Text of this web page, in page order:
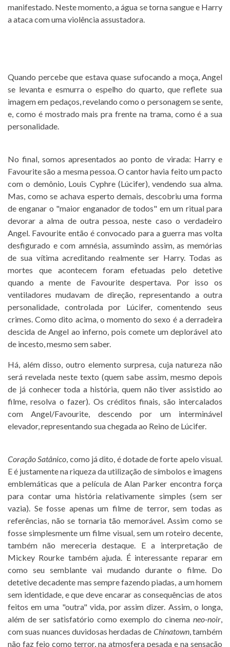
manifestado. Neste momento, a água se torna sangue e Harry
a ataca com uma violência assustadora.
Quando percebe que estava quase sufocando a moça, Angel
se levanta e esmurra o espelho do quarto, que reflete sua
imagem em pedaços, revelando como o personagem se sente,
e, como é mostrado mais pra frente na trama, como é a sua
personalidade.
No final, somos apresentados ao ponto de virada: Harry e
Favourite são a mesma pessoa. O cantor havia feito um pacto
com o demônio, Louis Cyphre (Lúcifer), vendendo sua alma.
Mas, como se achava esperto demais, descobriu uma forma
de enganar o "maior enganador de todos" em um ritual para
devorar a alma de outra pessoa, neste caso o verdadeiro
Angel. Favourite então é convocado para a guerra mas volta
desfigurado e com amnésia, assumindo assim, as memórias
de sua vítima acreditando realmente ser Harry. Todas as
mortes que acontecem foram efetuadas pelo detetive
quando a mente de Favourite despertava. Por isso os
ventiladores mudavam de direção, representando a outra
personalidade, controlada por Lúcifer, comentendo seus
crimes. Como dito acima, o momento do sexo é a derradeira
descida de Angel ao inferno, pois comete um deplorável ato
de incesto, mesmo sem saber.
Há, além disso, outro elemento surpresa, cuja natureza não
será revelada neste texto (quem sabe assim, mesmo depois
de já conhecer toda a história, quem não tiver assistido ao
filme, resolva o fazer). Os créditos finais, são intercalados
com Angel/Favourite, descendo por um interminável
elevador, representando sua chegada ao Reino de Lúcifer.
Coração Satânico , como já dito, é dotade de forte apelo visual.
E é justamente na riqueza da utilização de símbolos e imagens
emblemáticas que a película de Alan Parker encontra força
para contar uma história relativamente simples (sem ser
vazia). Se fosse apenas um filme de terror, sem todas as
referências, não se tornaria tão memorável. Assim como se
fosse simplesmente um filme visual, sem um roteiro decente,
também não mereceria destaque. E a interpretação de
Mickey Rourke também ajuda. É interessante reparar em
como seu semblante vai mudando durante o filme. Do
detetive decadente mas sempre fazendo piadas, a um homem
sem identidade, e que deve encarar as consequências de atos
feitos em uma "outra" vida, por assim dizer. Assim, o longa,
além de ser satisfatório como exemplo do cinema neo-noir
com suas nuances duvidosas herdadas de Chinatown, também
não faz feio como terror, na atmosfera pesada e na sensação